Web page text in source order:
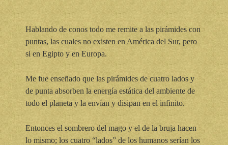
Hablando de conos todo me remite a las pirámides con
puntas, las cuales no existen en América del Sur, pero
si en Egipto y en Europa.
Me fue enseñado que las pirámides de cuatro lados y
de punta absorben la energía estática del ambiente de
todo el planeta y la envían y disipan en el infinito.
Entonces el sombrero del mago y el de la bruja hacen
lo mismo; los cuatro “lados” de los humanos serían los